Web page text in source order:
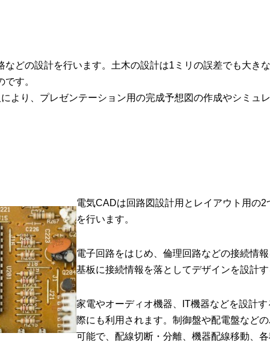
などの設計を行います。土木の設計は1ミリの誤差でも大き
す。
より、プレゼンテーション用の完成予想図の作成やシミュ
電気CADは回路図設計用とレイアウト用の
を行います。
電子回路をはじめ、倫理回路などの接続情
基板に接続情報を落としてデザインを設計
家電やオーディオ機器、IT機器などを設計
際にも利用されます。制御盤や配電盤など
可能で、配線切断・分離、機器配線移動、